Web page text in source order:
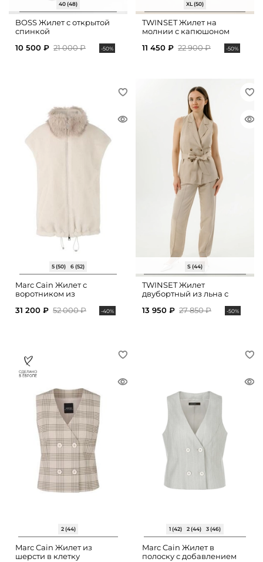
40 (48)
BOSS Жилет с открытой
спинкой
10 500 ₽ 21 000 ₽ -50%
XL (50)
TWINSET Жилет на
молнии с капюшоном
11 450 ₽ 22 900 ₽ -50%
5 (50) 6 (52)
Marc Cain Жилет с
воротником из
31 200 ₽ 52 000 ₽ -40%
S (44)
TWINSET Жилет
двубортный из льна с
13 950 ₽ 27 850 ₽ -50%
2 (44)
Marc Cain Жилет из
шерсти в клетку
1 (42) 2 (44) 3 (46)
Marc Cain Жилет в
полоску с добавлением